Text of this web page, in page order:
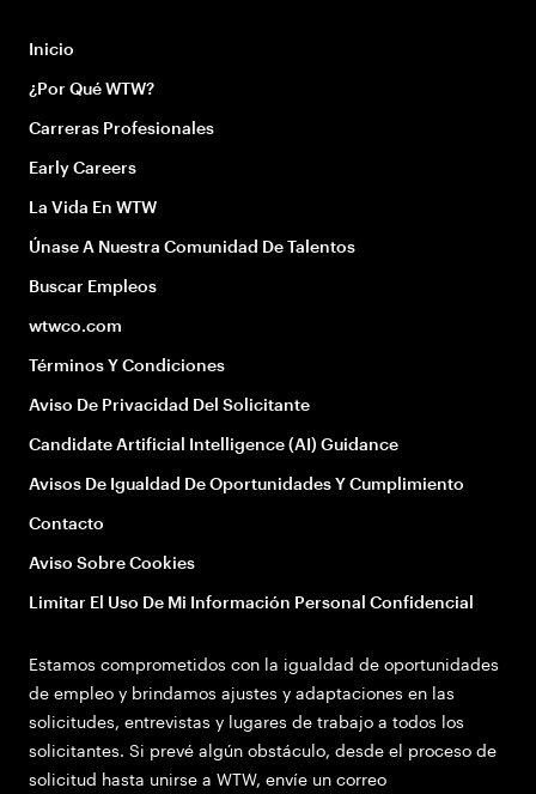
Inicio
¿Por Qué WTW?
Carreras Profesionales
Early Careers
La Vida En WTW
Únase A Nuestra Comunidad De Talentos
Buscar Empleos
wtwco.com
Términos Y Condiciones
Aviso De Privacidad Del Solicitante
Candidate Artificial Intelligence (AI) Guidance
Avisos De Igualdad De Oportunidades Y Cumplimiento
Contacto
Aviso Sobre Cookies
Limitar El Uso De Mi Información Personal Confidencial
Estamos comprometidos con la igualdad de oportunidades
de empleo y brindamos ajustes y adaptaciones en las
solicitudes, entrevistas y lugares de trabajo a todos los
solicitantes. Si prevé algún obstáculo, desde el proceso de
solicitud hasta unirse a WTW, envíe un correo